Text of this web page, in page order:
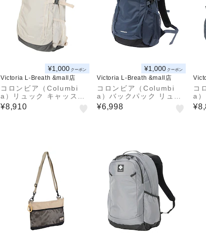
¥1,000 クーポン
Victoria L-Breath &mall店
コロンビア（Columbi
a）リュック キャッスル
ロック 25L バックパッ
クII PU8662 191 撥水
¥8,910
¥1,000 クーポン
Victoria L-Breath &mall店
コロンビア（Columbi
a）バックパック リュッ
ク 登山 ハイキング キャ
ッスルロック15L バック
¥6,998
コ
a
08